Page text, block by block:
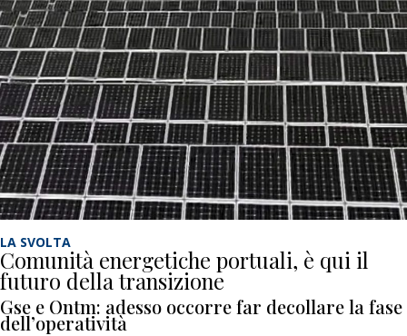
LA SVOLTA
Comunità energetiche portuali, è qui il
futuro della transizione
Gse e Ontm: adesso occorre far decollare la fase
dell’operatività